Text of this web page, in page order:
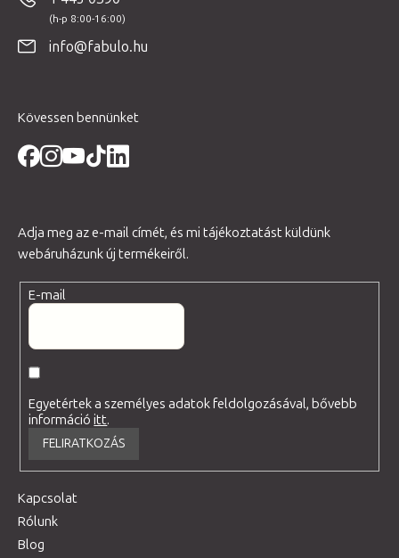
info@fabulo.hu
Kövessen bennünket
Adja meg az e-mail címét, és mi tájékoztatást küldünk
webáruházunk új termékeiről.
E-mail
Egyetértek a személyes adatok feldolgozásával, bővebb
információitt.
FELIRATKOZÁS
Kapcsolat
Rólunk
Blog